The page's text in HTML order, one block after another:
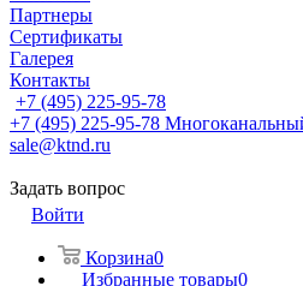
Партнеры
Сертификаты
Галерея
Контакты
+7 (495) 225-95-78
+7 (495) 225-95-78
sale@ktnd.ru
Задать вопрос
Войти
Корзина0
Избранные товары0